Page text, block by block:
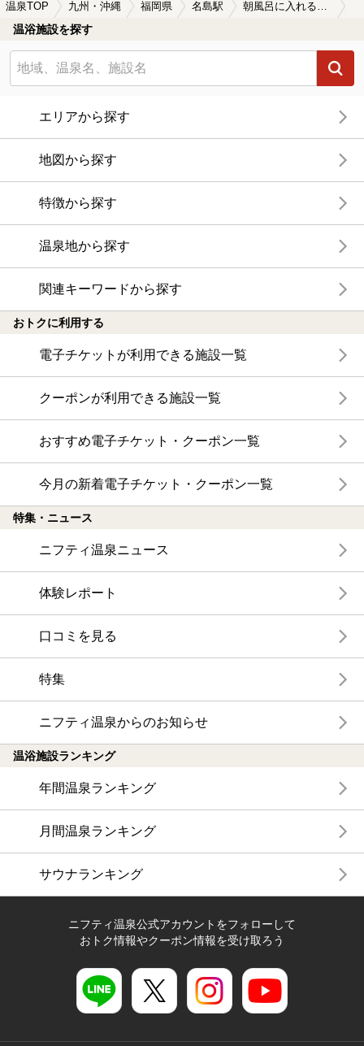
温泉TOP 九州・沖縄 福岡県 名島駅 朝風呂に入れる名島駅近くの温泉、日帰り温泉、スーパー銭湯おすすめ
温浴施設を探す
エリアから探す
地図から探す
特徴から探す
温泉地から探す
関連キーワードから探す
おトクに利用する
電子チケットが利用できる施設一覧
クーポンが利用できる施設一覧
おすすめ電子チケット・クーポン一覧
今月の新着電子チケット・クーポン一覧
特集・ニュース
ニフティ温泉ニュース
体験レポート
口コミを見る
特集
ニフティ温泉からのお知らせ
温浴施設ランキング
年間温泉ランキング
月間温泉ランキング
サウナランキング
ニフティ温泉公式アカウントをフォローして
おトク情報やクーポン情報を受け取ろう